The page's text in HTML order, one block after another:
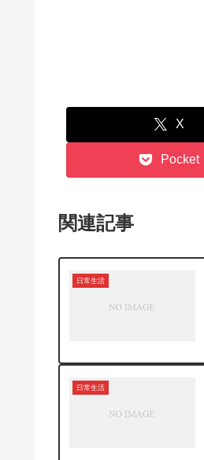
X
Pocket
関連記事
日常生活
日常生活